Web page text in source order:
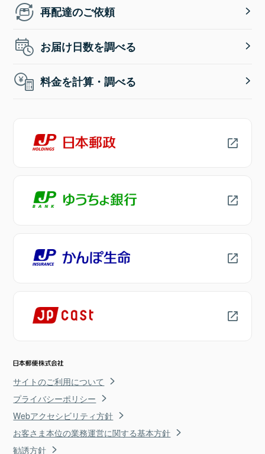
再配達のご依頼
お届け日数を調べる
料金を計算・調べる
サイトのご利用について
プライバシーポリシー
Webアクセシビリティ方針
お客さま本位の業務運営に関する基本方針
勧誘方針